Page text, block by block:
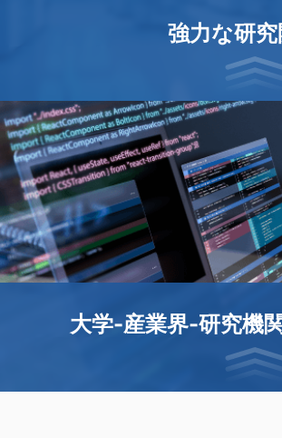
強力な研究
ZWSOFTは、世界中に6つのR&Dセン
ジーの研究開発に従事する多くの優秀
たり、R&D投資は収益の約
大学-産業界-研究機
ZWSOFTは、多くの大学や研究機関
先端のCAD / CAE / CAMテクノロジ